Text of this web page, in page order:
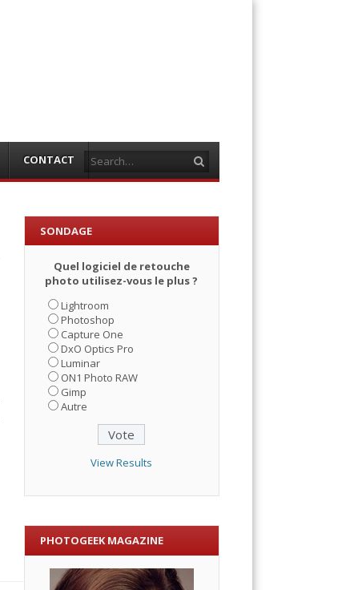
CONTACT
SONDAGE
Quel logiciel de retouche
photo utilisez-vous le plus ?
Lightroom
Photoshop
Capture One
DxO Optics Pro
Luminar
ON1 Photo RAW
Gimp
Autre
View Results
PHOTOGEEK MAGAZINE